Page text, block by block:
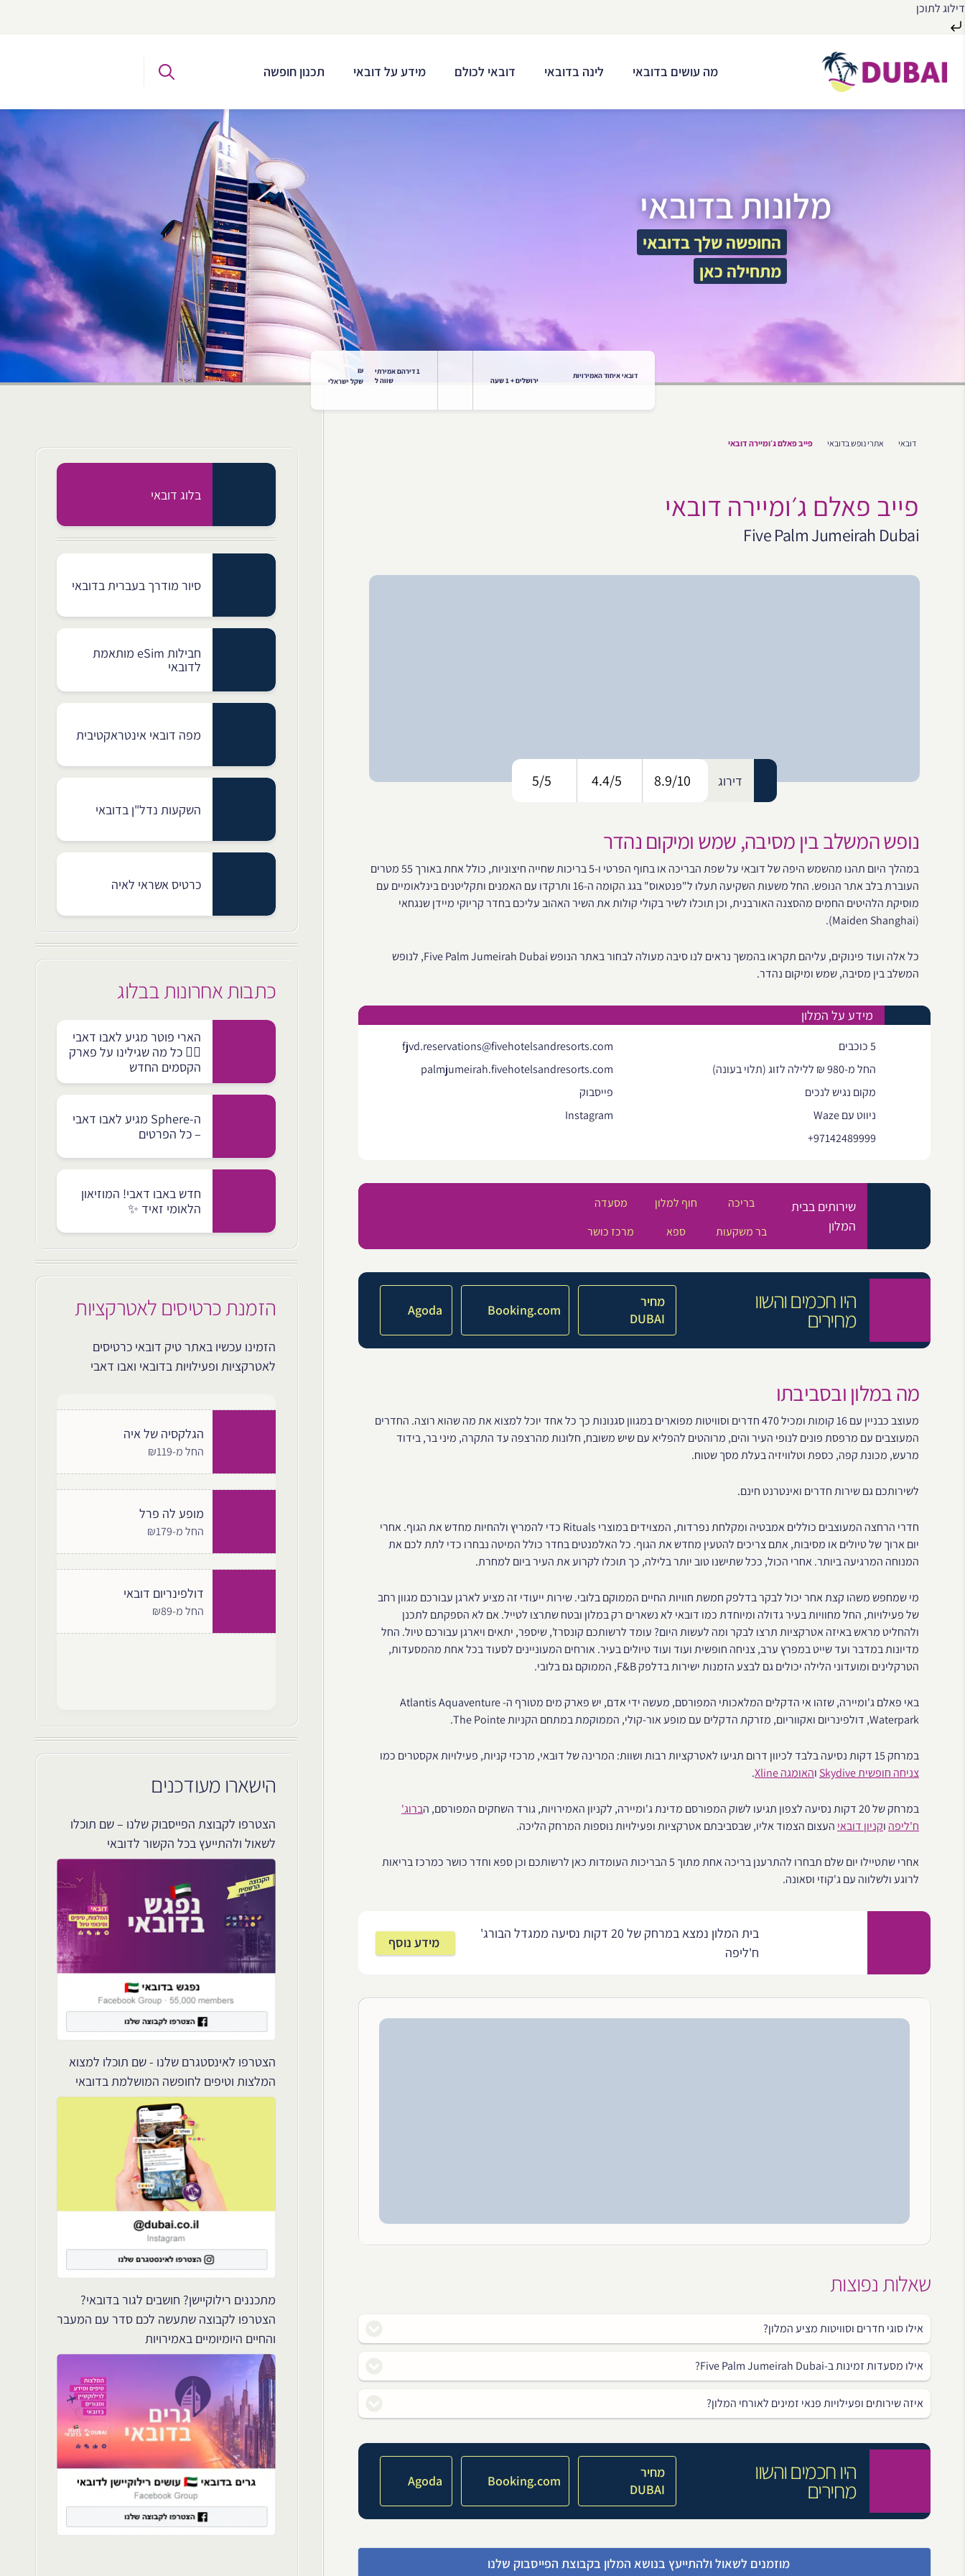
דילוג לתוכן
מה עושים בדובאי לינה בדובאי דובאי לכולם מידע על דובאי תכנון חופשה
מלונות בדובאי
החופשה שלך בדובאי
מתחילה כאן
דובאי איחוד האמירויות ירושלים + 1 שעה
1 דירהם אמירתי
שווה ל
₪
שקל ישראלי
דובאי אתרי נופש בדובאי פייב פאלם ג׳ומיירה דובאי
פייב פאלם ג׳ומיירה דובאי
Five Palm Jumeirah Dubai
דירוג 8.9/10
4.4/5
5/5
נופש המשלב בין מסיבה, שמש ומיקום נהדר
במהלך היום תהנו מהשמש היפה של דובאי על שפת הבריכה או בחוף הפרטי ו-5 בריכות שחייה חיצוניות, כולל אחת באורך 55 מטרים
העוברת בלב אתר הנופש. החל משעות השקיעה תעלו ל"פנטאוס" בגג הקומה ה-16 ותרקדו עם האמנים ותקליטנים בינלאומיים עם
מוסיקת הלהיטים החמים מהסצנה האורבנית, וכן תוכלו לשיר בקולי קולות את השיר האהוב עליכם בחדר קריוקי מיידן שנגחאי
(Maiden Shanghai).
כל אלה ועוד פינוקים, עליהם תקראו בהמשך נראים לנו סיבה מעולה לבחור באתר הנופש Five Palm Jumeirah Dubai, לנופש
המשלב בין מסיבה, שמש ומיקום נהדר.
מידע על המלון
5 כוכבים
החל מ-980 ₪ ללילה לזוג (תלוי בעונה)
מקום נגיש לנכים
ניווט עם Waze
+97142489999
fjvd.reservations@fivehotelsandresorts.com
palmjumeirah.fivehotelsandresorts.com
פייסבוק
Instagram
שירותים בבית
המלון
בריכה חוף למלון
מסעדה
בר משקעות
ספא מרכז כושר
היו חכמים והשוו
מחירים
מחיר
DUBAI
Booking.com
Agoda
מה במלון ובסביבתו
מעוצב כבניין עם 16 קומות ומכיל 470 חדרים וסוויטות מפוארים במגוון סגנונות כך כל אחד יוכל למצוא את מה שהוא רוצה. החדרים
המעוצבים עם מרפסת פונים לנופי העיר והים, מרוהטים להפליא עם שיש משובח, חלונות מהרצפה עד התקרה, מיני בר, בידוד
מרעש, מכונת קפה, כספת וטלוויזיה בעלת מסך שטוח.
לשירותכם גם שירות חדרים ואינטרנט חינם.
חדרי הרחצה המעוצבים כוללים אמבטיה ומקלחת נפרדות, המצוידים במוצרי Rituals כדי להמריץ ולהחיות מחדש את הגוף. אחרי
יום ארוך של טיולים או מסיבות, אתם צריכים להטעין מחדש את הגוף. כל האלמנטים בחדר כולל המיטה נבחרו כדי לתת לכם את
המנוחה המרגיעה ביותר. אחרי הכול, ככל שתישנו טוב יותר בלילה, כך תוכלו לקרוע את העיר ביום למחרת.
מי שמחפש משהו קצת אחר יכול לבקר בדלפק חמשת חוויות החיים הממוקם בלובי. שירות ייעודי זה מציע לארגן עבורכם מגוון רחב
של פעילויות, החל מחוויות בעיר גדולה ומיוחדת כמו דובאי לא נשארים רק במלון ובטח שתרצו לטייל. אם לא הספקתם לתכנן
ולהחליט מראש באיזה אטרקציות תרצו לבקר ומה לעשות היום? עומד לרשותכם קונסרז', שיספר, יתאים ויארגן עבורכם טיול. החל
מדיונות במדבר ועד שייט במפרץ ערב, צניחה חופשית ועוד ועוד טיולים בעיר. אורחים המעוניינים לסעוד בכל אחת מהמסעדות,
הטרקלינים ומועדוני הלילה יכולים גם לבצע הזמנות ישירות בדלפק F&B, הממוקם גם בלובי.
באי פאלם ג'ומיירה, שזהו אי הדקלים המלאכותי המפורסם, מעשה ידי אדם, יש פארק מים מטורף ה- Atlantis Aquaventure
Waterpark, דולפינריום ואקווריום, מזרקת הדקלים עם מופע אור-קולי, הממוקמת במתחם הקניות The Pointe.
במרחק 15 דקות נסיעה בלבד לכיוון דרום תגיעו לאטרקציות רבות ושוות: המרינה של דובאי, מרכזי קניות, פעילויות אקסטרים כמו
צניחה חופשית Skydive
והאומגה Xline .
במרחק של 20 דקות נסיעה לצפון תגיעו לשוק המפורסם מדינת ג'ומיירה, לקניון האמירויות, גורד השחקים המפורסם, ה
ברוג'
ח'ליפה וקניון דובאי העצום הצמוד אליו, שבסביבתם אטרקציות ופעילויות נוספות המרחק הליכה.
אחרי שתטיילו יום שלם תבחרו להתרענן בריכה אחת מתוך 5 הבריכות העומדות כאן לרשותכם וכן ספא וחדר כושר כמרכז בריאות
לרוגע ולשלווה עם ג'קוזי וסאונה.
בית המלון נמצא במרחק של 20 דקות נסיעה ממגדל הבורג'
ח'ליפה
מידע נוסף
שאלות נפוצות
אילו סוגי חדרים וסוויטות מציע המלון?
אילו מסעדות זמינות ב-Five Palm Jumeirah Dubai?
איזה שירותים ופעילויות פנאי זמינים לאורחי המלון?
היו חכמים והשוו
מחירים
מחיר
DUBAI
Booking.com
Agoda
מוזמנים לשאול ולהתייעץ בנושא המלון בקבוצת הפייסבוק שלנו
בלוג דובאי
סיור מודרך בעברית בדובאי
חבילות eSim מותאמת
לדובאי
מפה דובאי אינטראקטיבית
השקעות נדל"ן בדובאי
כרטיס אשראי לאיה
כתבות אחרונות בבלוג
הארי פוטר מגיע לאבו דאבי
🧙‍♂️ כל מה שגילינו על פארק
הקסמים החדש
ה-Sphere מגיע לאבו דאבי
– כל הפרטים
חדש באבו דאבי! המוזיאון
הלאומי זאיד ✨
הזמנת כרטיסים לאטרקציות
הזמינו עכשיו באתר טיק דובאי כרטיסים
לאטרקציות ופעילויות בדובאי ואבו דאבי
הגלקסיה של איה
החל מ-₪119
מופע לה פרל
החל מ-₪179
דולפינריום דובאי
החל מ-₪89
הישארו מעודכנים
הצטרפו לקבוצת הפייסבוק שלנו – שם תוכלו
לשאול ולהתייעץ בכל הקשור לדובאי
הצטרפו לאינסטגרם שלנו - שם תוכלו למצוא
המלצות וטיפים לחופשה המושלמת בדובאי
מתכננים רילוקיישן? חושבים לגור בדובאי?
הצטרפו לקבוצה שתעשה לכם סדר עם המעבר
והחיים היומיומיים באמירויות